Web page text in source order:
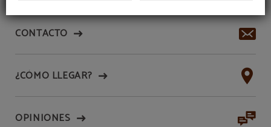
CONTACTO
¿CÓMO LLEGAR?
OPINIONES